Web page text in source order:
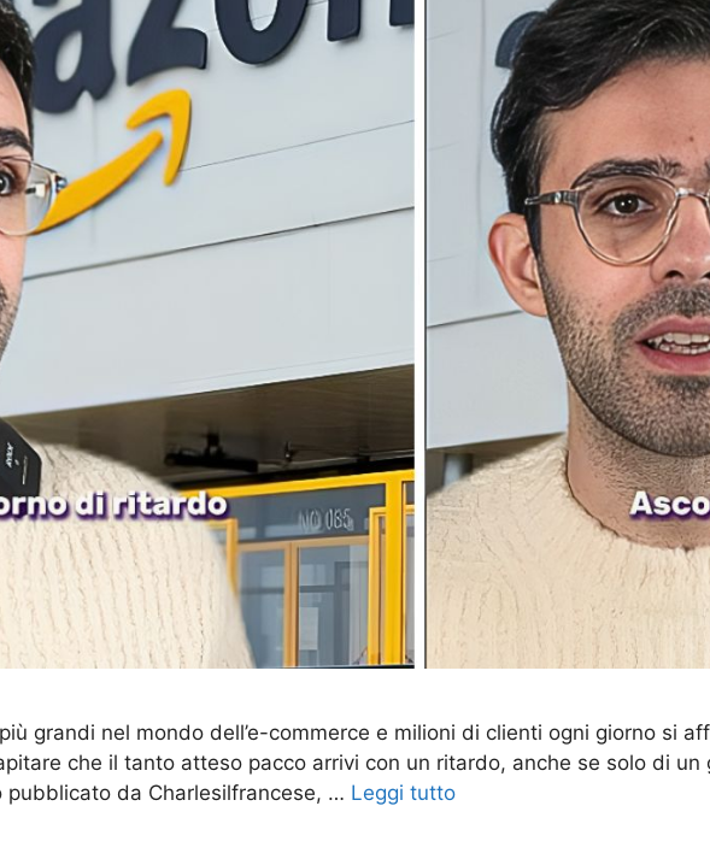
grandi nel mondo dell’e-commerce e milioni di clienti ogni giorno si
che il tanto atteso pacco arrivi con un ritardo, anche se solo di un
pubblicato da Charlesilfrancese, … Leggi tutto